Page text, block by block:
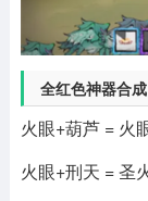
全红色神器合成
火眼+葫芦 = 火
火眼+刑天 = 圣